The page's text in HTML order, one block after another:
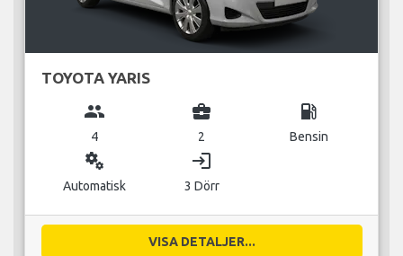
TOYOTA YARIS
group
4
business_center
2
local_gas_station
Bensin
miscellaneous_services
Automatisk
login
3 Dörr
VISA DETALJER...